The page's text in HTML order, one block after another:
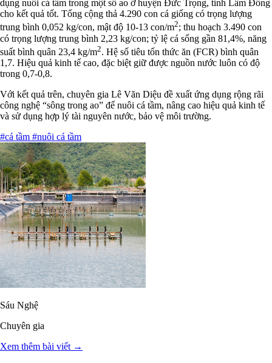
dụng nuôi cá tầm trong một số ao ở huyện Đức Trọng, tỉnh Lâm Đồng
cho kết quả tốt. Tổng cộng thả 4.290 con cá giống có trọng lượng
trung bình 0,052 kg/con, mật độ 10-13 con/m2; thu hoạch 3.490 con
có trọng lượng trung bình 2,23 kg/con; tỷ lệ cá sống gần 81,4%, năng
suất bình quân 23,4 kg/m2. Hệ số tiêu tốn thức ăn (FCR) bình quân
1,7. Hiệu quả kinh tế cao, đặc biệt giữ được nguồn nước luôn có độ
trong 0,7-0,8.
Với kết quả trên, chuyên gia Lê Văn Diệu đề xuất ứng dụng rộng rãi
công nghệ “sông trong ao” để nuôi cá tầm, nâng cao hiệu quả kinh tế
và sử dụng hợp lý tài nguyên nước, bảo vệ môi trường.
#cá tầm #nuôi cá tầm
Sáu Nghệ
Chuyên gia
Xem thêm bài viết →